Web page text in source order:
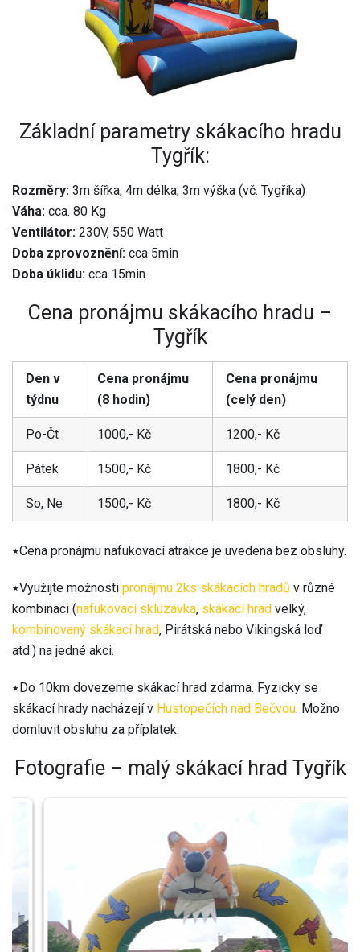
Základní parametry skákacího hradu
Tygřík:
Rozměry: 3m šířka, 4m délka, 3m výška (vč. Tygříka)
Váha: cca. 80 Kg
Ventilátor: 230V, 550 Watt
Doba zprovoznění: cca 5min
Doba úklidu: cca 15min
Cena pronájmu skákacího hradu –
Tygřík
Den v
týdnu
Cena pronájmu
(8 hodin)
Cena pronájmu
(celý den)
Po-Čt 1000,- Kč 1200,- Kč
Pátek 1500,- Kč 1800,- Kč
So, Ne 1500,- Kč 1800,- Kč
٭Cena pronájmu nafukovací atrakce je uvedena bez obsluhy.
٭Využijte možnosti pronájmu 2ks skákacích hradů v různé
kombinaci (nafukovací skluzavka, skákací hrad velký,
kombinovaný skákací hrad, Pirátská nebo Vikingská loď
atd.) na jedné akci.
٭Do 10km dovezeme skákací hrad zdarma. Fyzicky se
skákací hrady nacházejí v Hustopečích nad Bečvou. Možno
domluvit obsluhu za příplatek.
Fotografie – malý skákací hrad Tygřík